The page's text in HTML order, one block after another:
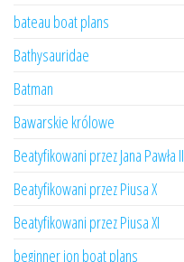
bateau boat plans
Bathysauridae
Batman
Bawarskie królowe
Beatyfikowani przez Jana Pawła II
Beatyfikowani przez Piusa X
Beatyfikowani przez Piusa XI
beginner jon boat plans